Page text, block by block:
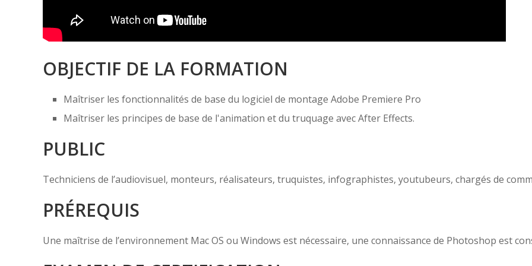
OBJECTIF DE LA FORMATION
Maîtriser les fonctionnalités de base du logiciel de montage Adobe Premiere Pro
Maîtriser les principes de base de l'animation et du truquage avec After Effects.
PUBLIC
Techniciens de l’audiovisuel, monteurs, réalisateurs, truquistes, infographistes, youtubeurs, chargés de
PRÉREQUIS
Une maîtrise de l’environnement Mac OS ou Windows est nécessaire, une connaissance de Photoshop est